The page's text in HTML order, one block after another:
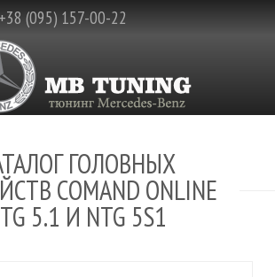
+38 (095) 157-00-22
ГОЛОВНЫХ
COMAND ONLINE
5.1 И NTG 5S1